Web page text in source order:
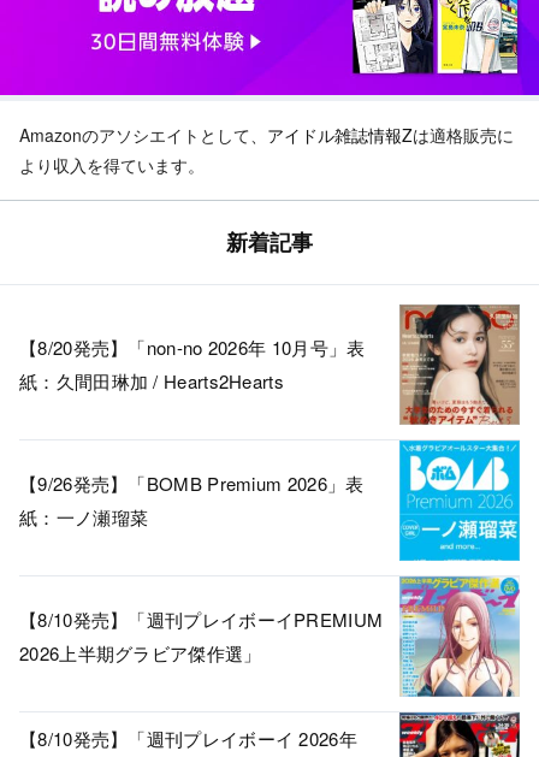
Amazonのアソシエイトとして、 アイドル雑誌情報Zは適格販売に
より収入を得ています。
新着記事
【8/20発売】「non-no 2026年 10月号」表
紙：久間田琳加 / Hearts2Hearts
【9/26発売】「BOMB Premium 2026」表
紙：一ノ瀬瑠菜
【8/10発売】「週刊プレイボーイPREMIUM
2026上半期グラビア傑作選」
【8/10発売】「週刊プレイボーイ 2026年